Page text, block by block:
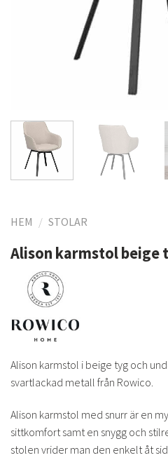
HEM / STOLAR
Alison karmstol beige
Alison karmstol i beige tyg och
svartlackad metall från Rowico.
Alison karmstol med snurr är en
sittkomfort samt en snygg och
stolen vrider man den enkelt åt